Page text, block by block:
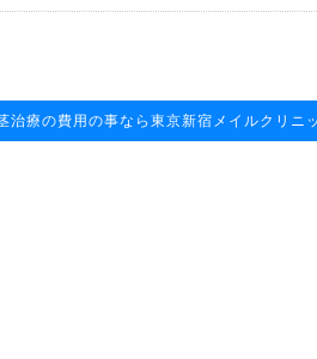
治療の費用の事なら東京新宿メイルクリ